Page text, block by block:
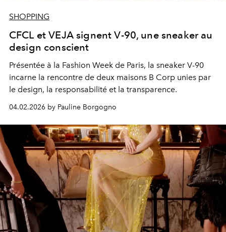
SHOPPING
CFCL et VEJA signent V-90, une sneaker au
design conscient
Présentée à la Fashion Week de Paris, la sneaker V-90
incarne la rencontre de deux maisons B Corp unies par
le design, la responsabilité et la transparence.
04.02.2026 by Pauline Borgogno